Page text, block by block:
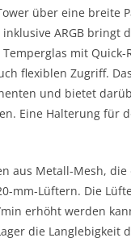
über eine breite
ARGB bringt
mit Quick-
flexiblen Zugriff.
und bietet
Eine Halterung für
aus Metall-Mesh,
mm-Lüftern. Die
erhöht werden
die Langlebigkeit